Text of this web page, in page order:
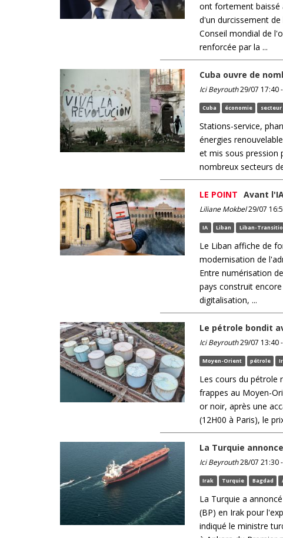
ont fortement baissé
d'un durcissement
Conseil mondial de
renforcée par la ...
Cuba ouvre de
Ici Beyrouth29/07 17:40
Cuba économie
Stations-service,
énergies
et mis sous pression
nombreux secteurs
LE POINT Avant
Liliane Mokbel29/07
IA Liban Liban-
Le Liban affiche de
modernisation de
Entre numérisation
pays construit
digitalisation, ...
Le pétrole bondit
Ici Beyrouth29/07 13:40
Moyen-Orient pétrole
Les cours du pétrole
frappes au Moyen-
or noir, après une
(12H00 à Paris), le
La Turquie
Ici Beyrouth28/07 21:30
Irak Turquie Bagdad
La Turquie a
(BP) en Irak pour
indiqué le ministre